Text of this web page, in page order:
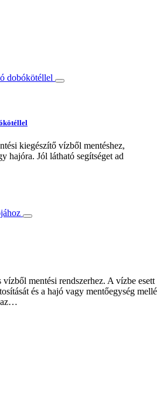
kiegészítő vízből mentéshez,
hajóra. Jól látható segítséget ad
mentési rendszerhez. A vízbe esett
és a hajó vagy mentőegység mellé
az…